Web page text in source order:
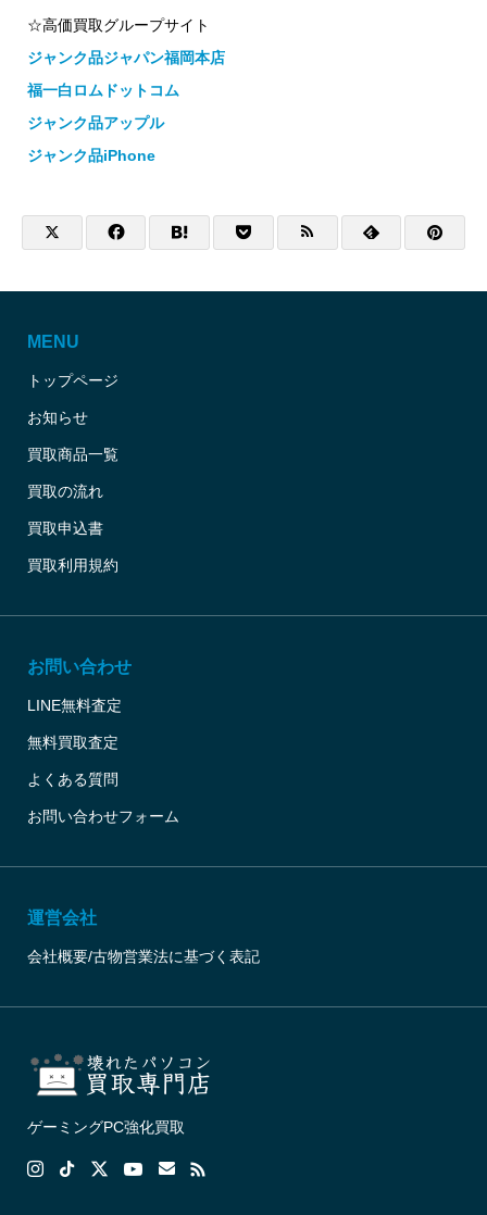
☆高価買取グループサイト
ジャンク品ジャパン福岡本店
福一白ロムドットコム
ジャンク品アップル
ジャンク品iPhone
MENU
トップページ
お知らせ
買取商品一覧
買取の流れ
買取申込書
買取利用規約
お問い合わせ
LINE無料査定
無料買取査定
よくある質問
お問い合わせフォーム
運営会社
会社概要/古物営業法に基づく表記
ゲーミングPC強化買取